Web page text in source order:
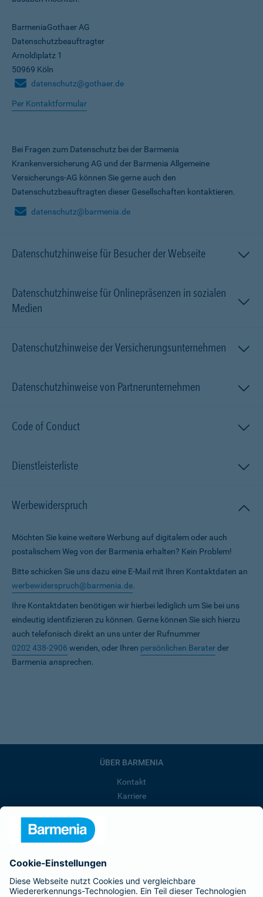
BarmeniaGothaer AG
Datenschutzbeauftragter
Arnoldiplatz 1
50969 Köln
datenschutz@gothaer.de
Per Kontaktformular
Bei Fragen zum Datenschutz bei der Barmenia
Krankenversicherung AG und der Barmenia Allgemeine
Versicherungs-AG können Sie gerne auch den
Datenschutzbeauftragten dieser Gesellschaften kontaktieren.
datenschutz@barmenia.de
Datenschutzhinweise für Besucher der Webseite
Datenschutzhinweise für Onlinepräsenzen in sozialen
Medien
Datenschutzhinweise der Versicherungsunternehmen
Datenschutzhinweise von Partnerunternehmen
Code of Conduct
Dienstleisterliste
Werbewiderspruch
Möchten Sie keine weitere Werbung auf digitalem oder auch
postalischem Weg von der Barmenia erhalten? Kein Problem!
Bitte schicken Sie uns dazu eine E-Mail mit Ihren Kontaktdaten an
werbewiderspruch@barmenia.de.
Ihre Kontaktdaten benötigen wir hierbei lediglich um Sie bei uns
eindeutig identifizieren zu können. Gerne können Sie sich hierzu
auch telefonisch direkt an uns unter der Rufnummer
0202 438-2906 wenden, oder Ihren persönlichen Beraterder
Barmenia ansprechen.
ÜBER BARMENIA
Kontakt
Karriere
Barmenia ist Teil der BarmeniaGothaer
BELIEBTE SEITEN